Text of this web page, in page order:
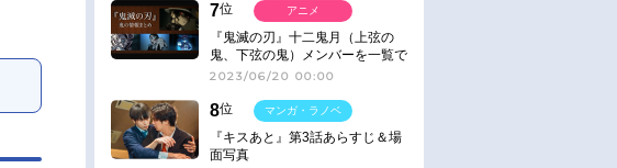
7位
『鬼滅の刃』十二鬼月（上弦の
鬼、下弦の鬼）メンバーを一覧で
紹介＆解説（登場鬼の情報まと
2023/06/20 00:00
アニメ
8位
『キスあと』第3話あらすじ＆場
面写真
マンガ・ラノベ